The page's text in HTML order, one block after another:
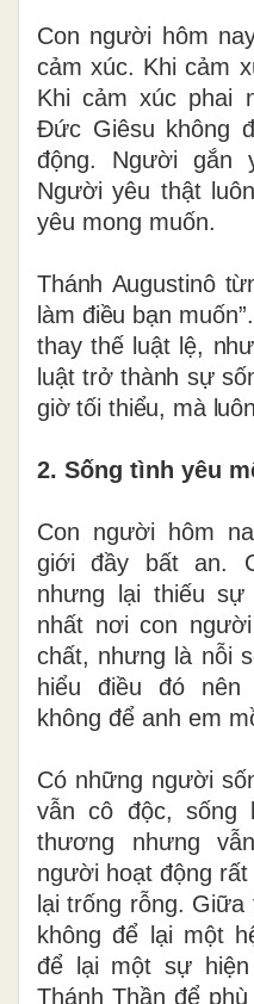
Con người hôm
cảm xúc. Khi cảm
Khi cảm xúc phai
Đức Giêsu không
động. Người gắn
Người yêu thật
yêu mong muốn.
Thánh Augustinô
làm điều bạn
thay thế luật lệ,
luật trở thành sự
giờ tối thiểu, mà
2. Sống tình yêu
Con người hôm
giới đầy bất an.
nhưng lại thiếu
nhất nơi con
chất, nhưng là nỗi
hiểu điều đó nên
không để anh em
Có những người
vẫn cô độc, sống
thương nhưng
người hoạt động
lại trống rỗng.
không để lại một
để lại một sự
Thánh Thần để